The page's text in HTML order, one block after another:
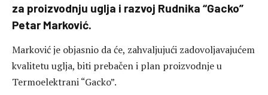
za proizvodnju uglja i razvoj Rudnika “Gacko”
Petar Marković.
Marković je objasnio da će, zahvaljujući zadovoljavajućem
kvalitetu uglja, biti prebačen i plan proizvodnje u
Termoelektrani “Gacko”.